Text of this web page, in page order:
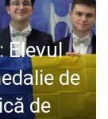
Elevul
de
de